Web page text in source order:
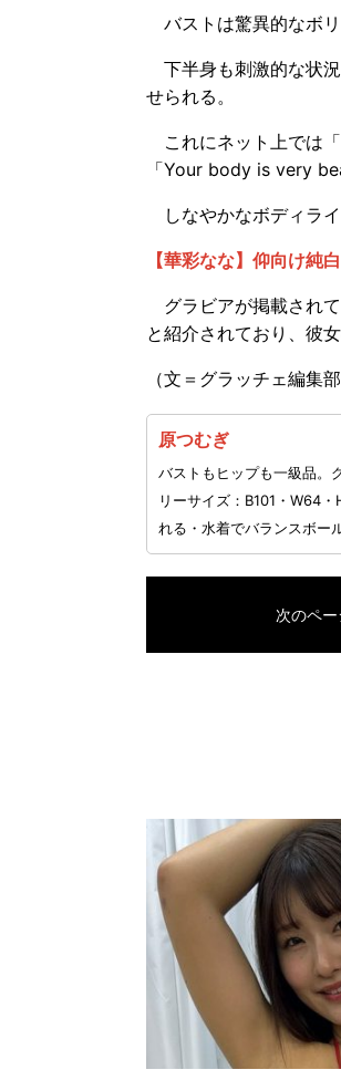
バストは驚異的なボリ
下半身も刺激的な状
せられる。
これにネット上では
「Your body is very
しなやかなボディライ
【華彩なな】仰向け純
グラビアが掲載され
と紹介されており、彼
（文＝グラッチェ編集部
原つむぎ
バストもヒップも一級品。
リーサイズ：B101・W64
れる・水着でバランスボー
次のペー